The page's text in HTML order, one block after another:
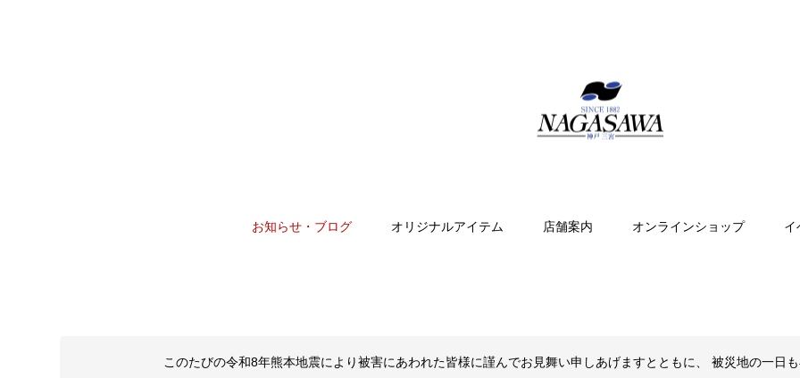
お知らせ・ブログ オリジナルアイテム 店舗案内 オンラインショップ イ
このたびの令和8年熊本地震により被害にあわれた皆様に謹んでお見舞い申しあげますとともに、 被災地の一日